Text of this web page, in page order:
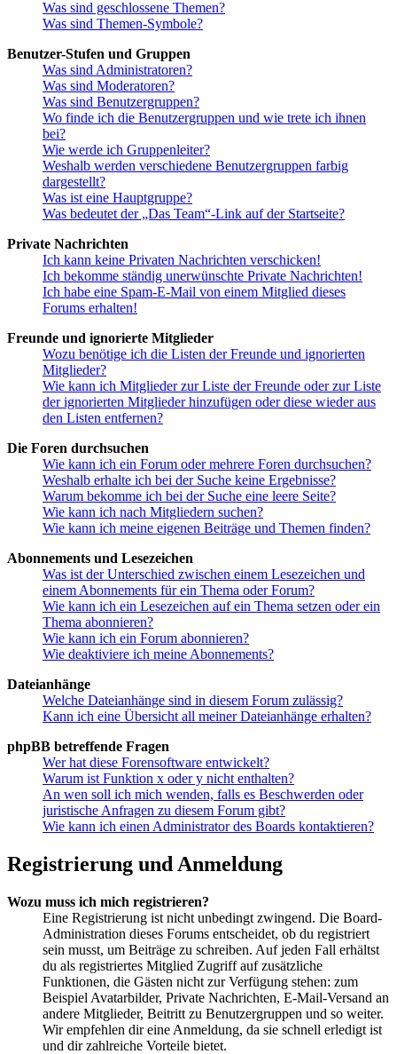
Was sind geschlossene Themen?
Was sind Themen-Symbole?
Benutzer-Stufen und Gruppen
Was sind Administratoren?
Was sind Moderatoren?
Was sind Benutzergruppen?
Wo finde ich die Benutzergruppen und wie trete ich ihnen
bei?
Wie werde ich Gruppenleiter?
Weshalb werden verschiedene Benutzergruppen farbig
dargestellt?
Was ist eine Hauptgruppe?
Was bedeutet der „Das Team“-Link auf der Startseite?
Private Nachrichten
Ich kann keine Privaten Nachrichten verschicken!
Ich bekomme ständig unerwünschte Private Nachrichten!
Ich habe eine Spam-E-Mail von einem Mitglied dieses
Forums erhalten!
Freunde und ignorierte Mitglieder
Wozu benötige ich die Listen der Freunde und ignorierten
Mitglieder?
Wie kann ich Mitglieder zur Liste der Freunde oder zur Liste
der ignorierten Mitglieder hinzufügen oder diese wieder aus
den Listen entfernen?
Die Foren durchsuchen
Wie kann ich ein Forum oder mehrere Foren durchsuchen?
Weshalb erhalte ich bei der Suche keine Ergebnisse?
Warum bekomme ich bei der Suche eine leere Seite?
Wie kann ich nach Mitgliedern suchen?
Wie kann ich meine eigenen Beiträge und Themen finden?
Abonnements und Lesezeichen
Was ist der Unterschied zwischen einem Lesezeichen und
einem Abonnements für ein Thema oder Forum?
Wie kann ich ein Lesezeichen auf ein Thema setzen oder ein
Thema abonnieren?
Wie kann ich ein Forum abonnieren?
Wie deaktiviere ich meine Abonnements?
Dateianhänge
Welche Dateianhänge sind in diesem Forum zulässig?
Kann ich eine Übersicht all meiner Dateianhänge erhalten?
phpBB betreffende Fragen
Wer hat diese Forensoftware entwickelt?
Warum ist Funktion x oder y nicht enthalten?
An wen soll ich mich wenden, falls es Beschwerden oder
juristische Anfragen zu diesem Forum gibt?
Wie kann ich einen Administrator des Boards kontaktieren?
Registrierung und Anmeldung
Wozu muss ich mich registrieren?
Eine Registrierung ist nicht unbedingt zwingend. Die Board-
Administration dieses Forums entscheidet, ob du registriert
sein musst, um Beiträge zu schreiben. Auf jeden Fall erhältst
du als registriertes Mitglied Zugriff auf zusätzliche
Funktionen, die Gästen nicht zur Verfügung stehen: zum
Beispiel Avatarbilder, Private Nachrichten, E-Mail-Versand an
andere Mitglieder, Beitritt zu Benutzergruppen und so weiter.
Wir empfehlen dir eine Anmeldung, da sie schnell erledigt ist
und dir zahlreiche Vorteile bietet.